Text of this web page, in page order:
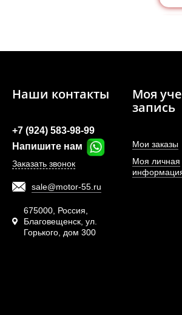
Наши контакты
+7 (924) 583-98-99
Напишите нам
Заказать звонок
sale@motor-55.ru
675000, Россия,
Благовещенск, ул.
Горького, дом 300
Моя
запись
Мои заказы
Моя личная